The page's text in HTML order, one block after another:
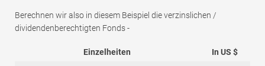
Berechnen wir also in diesem Beispiel die verzinslichen /
dividendenberechtigten Fonds -
Einzelheiten In US $